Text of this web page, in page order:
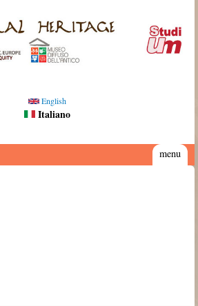
English
Italiano
menu